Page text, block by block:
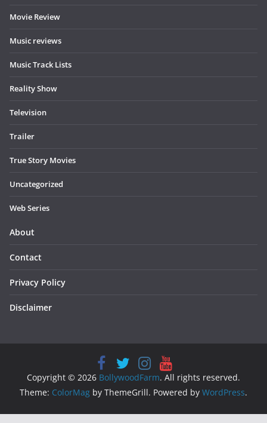
Movie Review
Music reviews
Music Track Lists
Reality Show
Television
Trailer
True Story Movies
Uncategorized
Web Series
About
Contact
Privacy Policy
Disclaimer
Copyright © 2026 BollywoodFarm. All rights reserved.
Theme: ColorMag by ThemeGrill. Powered by WordPress.